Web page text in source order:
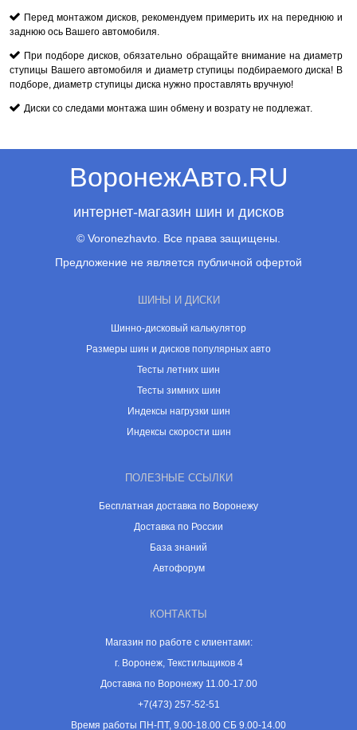
Перед монтажом дисков, рекомендуем примерить их на переднюю и
заднюю ось Вашего автомобиля.
При подборе дисков, обязательно обращайте внимание на диаметр
ступицы Вашего автомобиля и диаметр ступицы подбираемого диска! В
подборе, диаметр ступицы диска нужно проставлять вручную!
Диски со следами монтажа шин обмену и возрату не подлежат.
ВоронежАвто.RU
интернет-магазин шин и дисков
© Voronezhavto. Все права защищены.
Предложение не является публичной офертой
ШИНЫ И ДИСКИ
Шинно-дисковый калькулятор
Размеры шин и дисков популярных авто
Тесты летних шин
Тесты зимних шин
Индексы нагрузки шин
Индексы скорости шин
ПОЛЕЗНЫЕ ССЫЛКИ
Бесплатная доставка по Воронежу
Доставка по России
База знаний
Автофорум
КОНТАКТЫ
Магазин по работе с клиентами:
г. Воронеж, Текстильщиков 4
Доставка по Воронежу 11.00-17.00
+7(473) 257-52-51
Время работы ПН-ПТ, 9.00-18.00 СБ 9.00-14.00